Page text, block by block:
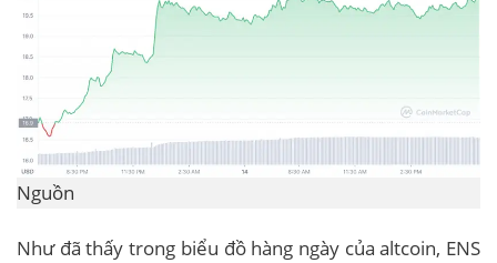
Nguồn
Như đã thấy trong biểu đồ hàng ngày của altcoin, ENS